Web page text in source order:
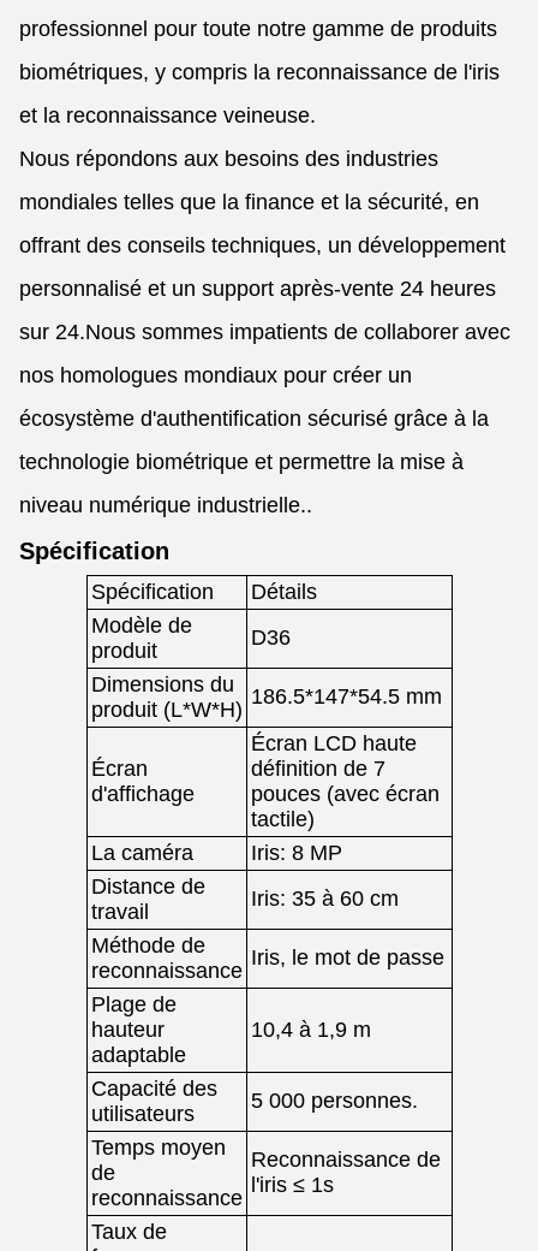
professionnel pour toute notre gamme de produits
biométriques, y compris la reconnaissance de l'iris
et la reconnaissance veineuse.
Nous répondons aux besoins des industries
mondiales telles que la finance et la sécurité, en
offrant des conseils techniques, un développement
personnalisé et un support après-vente 24 heures
sur 24.Nous sommes impatients de collaborer avec
nos homologues mondiaux pour créer un
écosystème d'authentification sécurisé grâce à la
technologie biométrique et permettre la mise à
niveau numérique industrielle..
Spécification
Spécification
Détails
Modèle de
produit
D36
Dimensions du
produit (L*W*H)
186.5*147*54.5 mm
Écran
d'affichage
Écran LCD haute
définition de 7
pouces (avec écran
tactile)
La caméra
Iris: 8 MP
Distance de
travail
Iris: 35 à 60 cm
Méthode de
reconnaissance
Iris, le mot de passe
Plage de
hauteur
adaptable
10,4 à 1,9 m
Capacité des
utilisateurs
5 000 personnes.
Temps moyen
de
reconnaissance
Reconnaissance de
l'iris ≤ 1s
Taux de